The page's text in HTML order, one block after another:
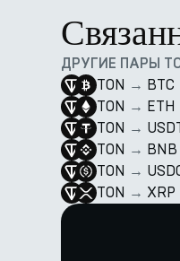
ДРУГИЕ ПАРЫ
TON → BTC
TON → ETH
TON →
TON → BNB
TON →
TON → XRP